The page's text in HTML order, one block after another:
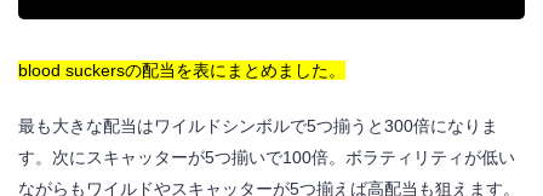
blood suckersの配当を表にまとめました。
最も大きな配当はワイルドシンボルで5つ揃うと300倍になりま
す。次にスキャッターが5つ揃いで100倍。ボラティリティが低い
ながらもワイルドやスキャッターが5つ揃えば高配当も狙えます。